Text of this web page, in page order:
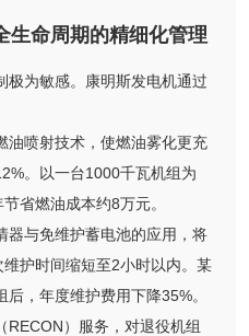
生命周期的精细化管理
极为敏感。康明斯发电机通过
油喷射技术，使燃油雾化更充
。以一台1000千瓦机组为
省燃油成本约8万元。
器与免维护蓄电池的应用，将
护时间缩短至2小时以内。某
，年度维护费用下降35%。
RECON）服务，对退役机组